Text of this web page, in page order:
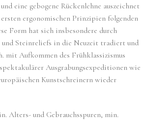
eine gebogene Rückenlehne auszeichnet
ergonomischen Prinzipien folgenden
Form hat sich insbesondere durch
und Steinreliefs in die Neuzeit tradiert und
mit Aufkommen des Frühklassizismus
Ausgrabungsexpeditionen wie
Kunstschreinern wieder
Alters- und Gebrauchsspuren, min.